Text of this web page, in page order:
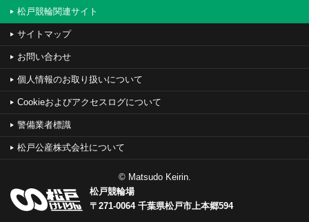
松戸競輪関連サイト
サイトマップ
お問い合わせ
個人情報のお取り扱いについて
Cookieおよびアクセスログについて
警備業者標識
松戸公産株式会社について
© Matsudo Keirin.
松戸競輪場
〒271-0064 千葉県松戸市上本郷594